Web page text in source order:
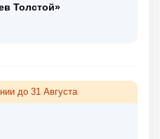
Толстой»
до 31 Августа